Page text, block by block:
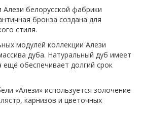
Алези белорусской фабрики
бронза создана для
стиля.
модулей коллекции Алези
дуба. Натуральный дуб имеет
ещё обеспечивает долгий срок
«Алези» используется золочение
карнизов и цветочных